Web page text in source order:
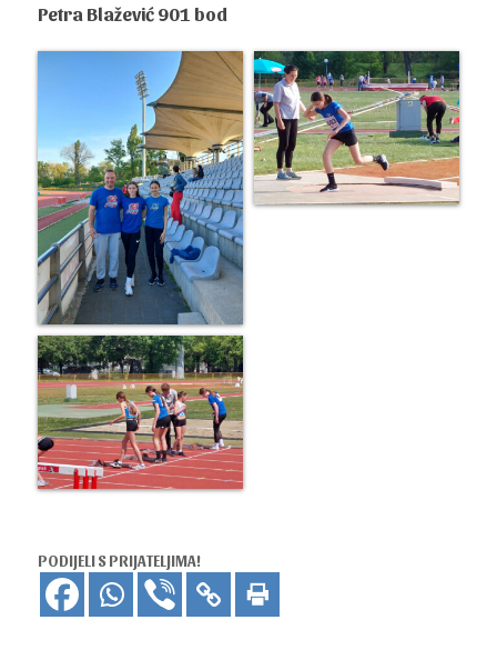
Petra Blažević 901 bod
PODIJELI S PRIJATELJIMA!